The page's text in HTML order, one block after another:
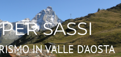
SASSI
IN VALLE D'AOSTA